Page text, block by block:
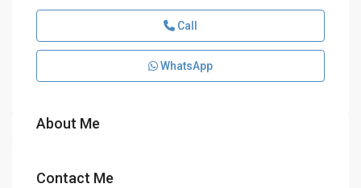
Call
WhatsApp
About Me
Contact Me